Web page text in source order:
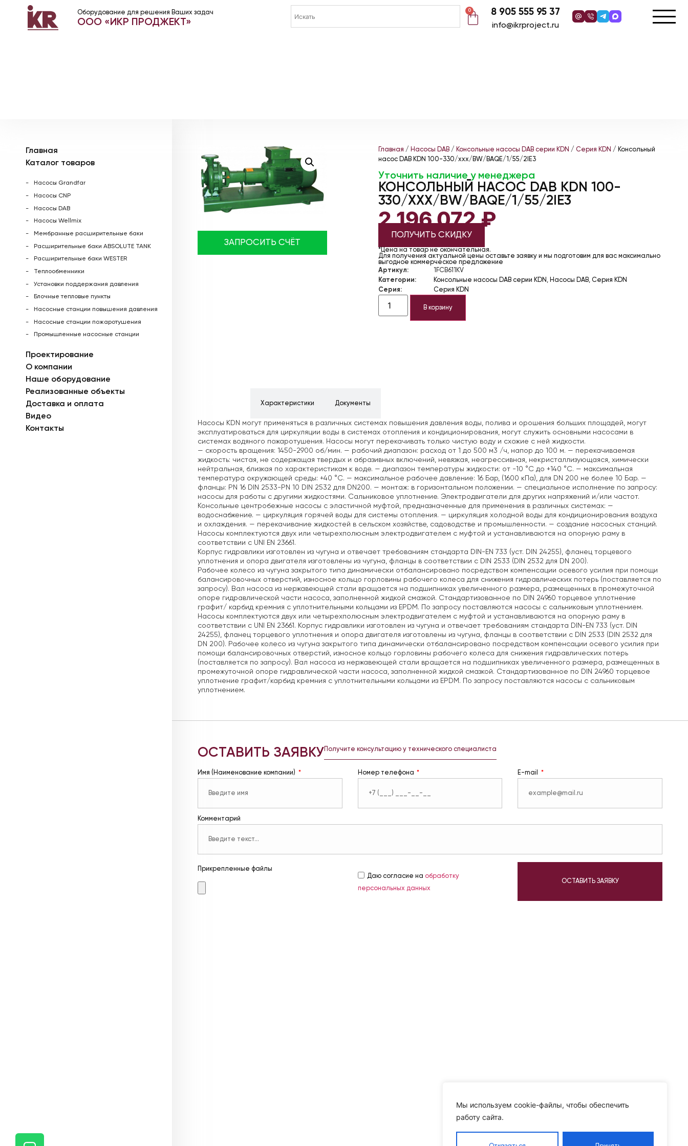
Мы используем cookie-файлы, чтобы обеспечить
работу сайта.
Оборудование для решения Ваших задач
ООО «ИКР ПРОДЖЕКТ»
0 8 905 555 95 37
info@ikrproject.ru
Главная
Каталог товаров
Насосы Grandfar
Насосы CNP
Насосы DAB
Насосы Wellmix
Мембранные расширительные баки
Расширительные баки ABSOLUTE TANK
Расширительные баки WESTER
Теплообменники
Установки поддержания давления
Блочные тепловые пункты
Насосные станции повышения давления
Насосные станции пожаротушения
Промышленные насосные станции
Проектирование
О компании
Наше оборудование
Реализованные объекты
Доставка и оплата
Видео
Контакты
ЗАПРОСИТЬ СЧЁТ
Главная / Насосы DAB/ Консольные насосы DAB серии KDN / Серия KDN / Консольный
насос DAB KDN 100-330/xxx/BW/BAQE/1/55/2IE3
Уточнить наличие у менеджера
КОНСОЛЬНЫЙ НАСОС DAB KDN 100-
330/XXX/BW/BAQE/1/55/2IE3
2 196 072₽
ПОЛУЧИТЬ СКИДКУ
*Цена на товар не окончательная.
Для получения актуальной цены оставьте заявку и мы подготовим для вас максимально
выгодное коммерческое предложение
Артикул:
1FCB611KV
Категории:
Консольные насосы DAB серии KDN , Насосы DAB, Серия KDN
Серия:
Серия KDN
В корзину
Характеристики Документы
Насосы KDN могут применяться в различных системах повышения давления воды, полива и орошения больших площадей, могут
эксплуатироваться для циркуляции воды в системах отопления и кондиционирования, могут служить основными насосами в
системах водяного пожаротушения. Насосы могут перекачивать только чистую воду и схожие с ней жидкости.
— скорость вращения: 1450-2900 об/мин. — рабочий диапазон: расход от 1 до 500 м3 /ч, напор до 100 м. — перекачиваемая
жидкость: чистая, не содержащая твердых и абразивных включений, невязкая, неагрессивная, некристаллизующаяся, химически
нейтральная, близкая по характеристикам к воде. — диапазон температуры жидкости: от -10 °C до +140 °C. — максимальная
температура окружающей среды: +40 °C. — максимальное рабочее давление: 16 Бар, (1600 кПа), для DN 200 не более 10 Бар. —
фланцы: PN 16 DIN 2533-PN 10 DIN 2532 для DN200. — монтаж: в горизонтальном положении. — специальное исполнение по запросу:
насосы для работы с другими жидкостями. Сальниковое уплотнение. Электродвигатели для других напряжений и/или частот.
Консольные центробежные насосы с эластичной муфтой, предназначенные для применения в различных системах: —
водоснабжение. — циркуляция горячей воды для системы отопления. — циркуляция холодной воды для кондиционирования воздуха
и охлаждения. — перекачивание жидкостей в сельском хозяйстве, садоводстве и промышленности. — создание насосных станций.
Насосы комплектуются двух или четырехполюсным электродвигателем с муфтой и устанавливаются на опорную раму в
соответствии с UNI EN 23661.
Корпус гидравлики изготовлен из чугуна и отвечает требованиям стандарта DIN-EN 733 (уст. DIN 24255), фланец торцевого
уплотнения и опора двигателя изготовлены из чугуна, фланцы в соответствии с DIN 2533 (DIN 2532 для DN 200).
Рабочее колесо из чугуна закрытого типа динамически отбалансировано посредством компенсации осевого усилия при помощи
балансировочных отверстий, износное кольцо горловины рабочего колеса для снижения гидравлических потерь (поставляется по
запросу). Вал насоса из нержавеющей стали вращается на подшипниках увеличенного размера, размещенных в промежуточной
опоре гидравлической части насоса, заполненной жидкой смазкой. Стандартизованное по DIN 24960 торцевое уплотнение
графит/ карбид кремния с уплотнительными кольцами из EPDM. По запросу поставляются насосы с сальниковым уплотнением.
Насосы комплектуются двух или четырехполюсным электродвигателем с муфтой и устанавливаются на опорную раму в
соответствии с UNI EN 23661. Корпус гидравлики изготовлен из чугуна и отвечает требованиям стандарта DIN-EN 733 (уст. DIN
24255), фланец торцевого уплотнения и опора двигателя изготовлены из чугуна, фланцы в соответствии с DIN 2533 (DIN 2532 для
DN 200). Рабочее колесо из чугуна закрытого типа динамически отбалансировано посредством компенсации осевого усилия при
помощи балансировочных отверстий, износное кольцо горловины рабочего колеса для снижения гидравлических потерь
(поставляется по запросу). Вал насоса из нержавеющей стали вращается на подшипниках увеличенного размера, размещенных в
промежуточной опоре гидравлической части насоса, заполненной жидкой смазкой. Стандартизованное по DIN 24960 торцевое
уплотнение графит/карбид кремния с уплотнительными кольцами из EPDM. По запросу поставляются насосы с сальниковым
уплотнением.
ОСТАВИТЬ ЗАЯВКУ Получите консультацию у технического специалиста
Имя (Наименование компании) Номер телефона E-mail
Комментарий
Прикрепленные файлы
Даю согласие на обработку
персональных данных
ОСТАВИТЬ ЗАЯВКУ